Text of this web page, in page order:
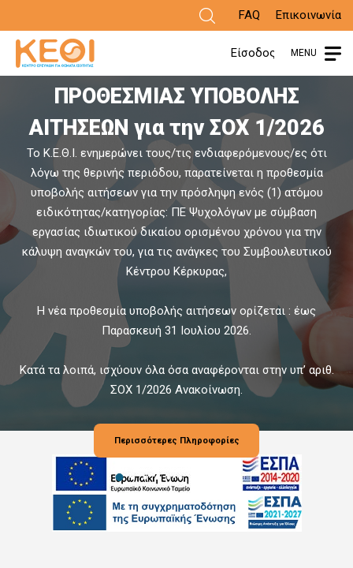
προς
το
περιεχόμενο
FAQ Επικοινωνία
Είσοδος MENU
ΑΝΑΚΟΙΝΩΣΗ ΠΑΡΑΤΑΣΗΣ
ΠΡΟΘΕΣΜΙΑΣ ΥΠΟΒΟΛΗΣ
ΑΙΤΗΣΕΩΝ για την ΣΟΧ 1/2026
Το Κ.Ε.Θ.Ι. ενημερώνει τους/τις ενδιαφερόμενους/ες ότι
λόγω της θερινής περιόδου, παρατείνεται η προθεσμία
υποβολής αιτήσεων για την πρόσληψη ενός (1) ατόμου
ειδικότητας/κατηγορίας: ΠΕ Ψυχολόγων με σύμβαση
εργασίας ιδιωτικού δικαίου ορισμένου χρόνου για την
κάλυψη αναγκών του, για τις ανάγκες του Συμβουλευτικού
Κέντρου Κέρκυρας,
Η νέα προθεσμία υποβολής αιτήσεων ορίζεται : έως
Παρασκευή 31 Ιουλίου 2026.
Κατά τα λοιπά, ισχύουν όλα όσα αναφέρονται στην υπ’ αριθ.
ΣΟΧ 1/2026 Ανακοίνωση.
Περισσότερες Πληροφορίες